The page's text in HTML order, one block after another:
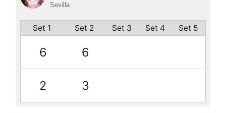
Sevilla
Set 1 Set 2 Set 3 Set 4 Set 5
6 6
2 3